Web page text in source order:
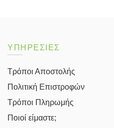
ΥΠΗΡΕΣΙΕΣ
Τρόποι Αποστολής
Πολιτική Επιστροφών
Τρόποι Πληρωμής
Ποιοί είμαστε;